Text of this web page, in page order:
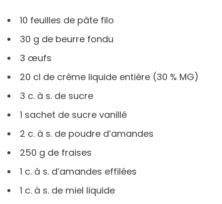
10 feuilles de pâte filo
30 g de beurre fondu
3 œufs
20 cl de crème liquide entière (30 % MG)
3 c. à s. de sucre
1 sachet de sucre vanillé
2 c. à s. de poudre d’amandes
250 g de fraises
1 c. à s. d’amandes effilées
1 c. à s. de miel liquide